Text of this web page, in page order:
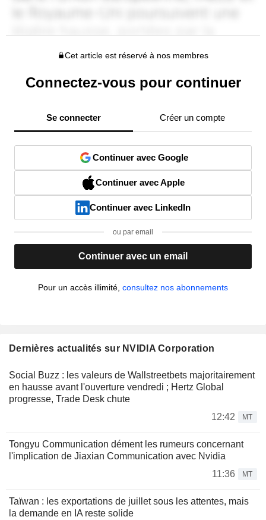
Cet article est réservé à nos membres
Connectez-vous pour continuer
Se connecter Créer un compte
Continuer avec Google
Continuer avec Apple
Continuer avec LinkedIn
ou par email
Continuer avec un email
Pour un accès illimité, consultez nos abonnements
Dernières actualités sur NVIDIA Corporation
Social Buzz : les valeurs de Wallstreetbets majoritairement
en hausse avant l'ouverture vendredi ; Hertz Global
progresse, Trade Desk chute
12:42
MT
Tongyu Communication dément les rumeurs concernant
l'implication de Jiaxian Communication avec Nvidia
11:36
MT
Taïwan : les exportations de juillet sous les attentes, mais
la demande en IA reste solide